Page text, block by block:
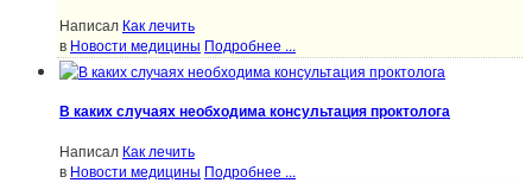
Написал Как лечить
в Новости медицины Подробнее ...
В каких случаях необходима консультация проктолога
Написал Как лечить
в Новости медицины Подробнее ...